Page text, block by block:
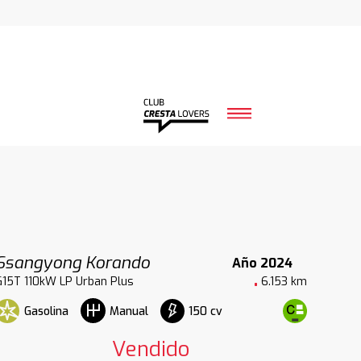
Korando Año 2024
110kW LP Urban Plus
6.153 km
Gasolina
Manual 150 cv
Vendido